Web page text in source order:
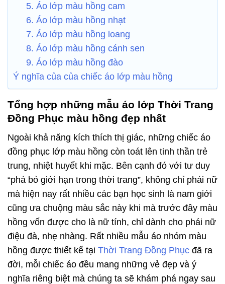
5. Áo lớp màu hồng cam
6. Áo lớp màu hồng nhạt
7. Áo lớp màu hồng loang
8. Áo lớp màu hồng cánh sen
9. Áo lớp màu hồng đào
Ý nghĩa của của chiếc áo lớp màu hồng
Tổng hợp những mẫu áo lớp Thời Trang
Đồng Phục màu hồng đẹp nhất
Ngoài khả năng kích thích thị giác, những chiếc áo
đồng phục lớp màu hồng còn toát lên tinh thần trẻ
trung, nhiệt huyết khi mặc. Bên cạnh đó với tư duy
“phá bỏ giới hạn trong thời trang”, không chỉ phái nữ
mà hiện nay rất nhiều các bạn học sinh là nam giới
cũng ưa chuộng màu sắc này khi mà trước đây màu
hồng vốn được cho là nữ tính, chỉ dành cho phái nữ
điệu đà, nhẹ nhàng. Rất nhiều mẫu áo nhóm màu
hồng được thiết kế tại Thời Trang Đồng Phục đã ra
đời, mỗi chiếc áo đều mang những vẻ đẹp và ý
nghĩa riêng biệt mà chúng ta sẽ khám phá ngay sau